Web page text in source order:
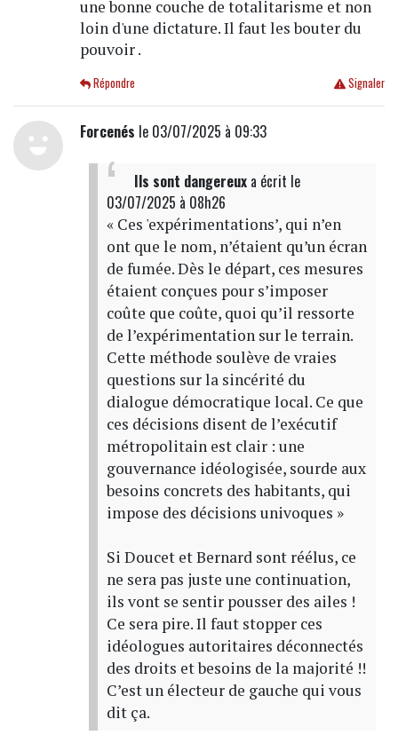
une bonne couche de totalitarisme et non
loin d'une dictature. Il faut les bouter du
pouvoir .
Signaler
Répondre
Forcenés le 03/07/2025 à 09:33
Ils sont dangereuxa écrit le
03/07/2025 à 08h26
« Ces 'expérimentations’, qui n’en
ont que le nom, n’étaient qu’un écran
de fumée. Dès le départ, ces mesures
étaient conçues pour s’imposer
coûte que coûte, quoi qu’il ressorte
de l’expérimentation sur le terrain.
Cette méthode soulève de vraies
questions sur la sincérité du
dialogue démocratique local. Ce que
ces décisions disent de l’exécutif
métropolitain est clair : une
gouvernance idéologisée, sourde aux
besoins concrets des habitants, qui
impose des décisions univoques »
Si Doucet et Bernard sont réélus, ce
ne sera pas juste une continuation,
ils vont se sentir pousser des ailes !
Ce sera pire. Il faut stopper ces
idéologues autoritaires déconnectés
des droits et besoins de la majorité !!
C’est un électeur de gauche qui vous
dit ça.